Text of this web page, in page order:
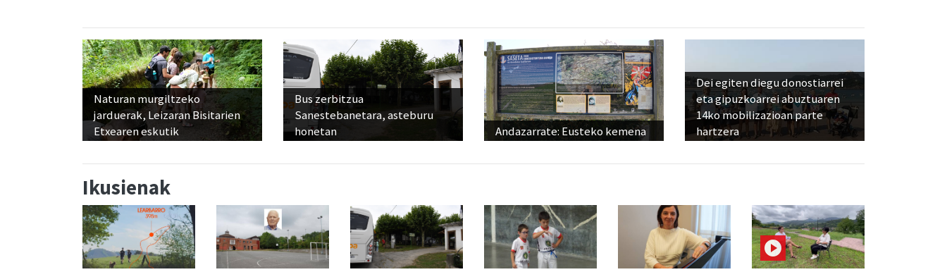
Naturan murgiltzeko
jarduerak, Leizaran Bisitarien
Etxearen eskutik
Bus zerbitzua
Sanestebanetara, asteburu
honetan
Andazarrate: Eusteko kemena
Dei egiten diegu donostiarrei
eta gipuzkoarrei abuztuaren
14ko mobilizazioan parte
hartzera
Ikusienak